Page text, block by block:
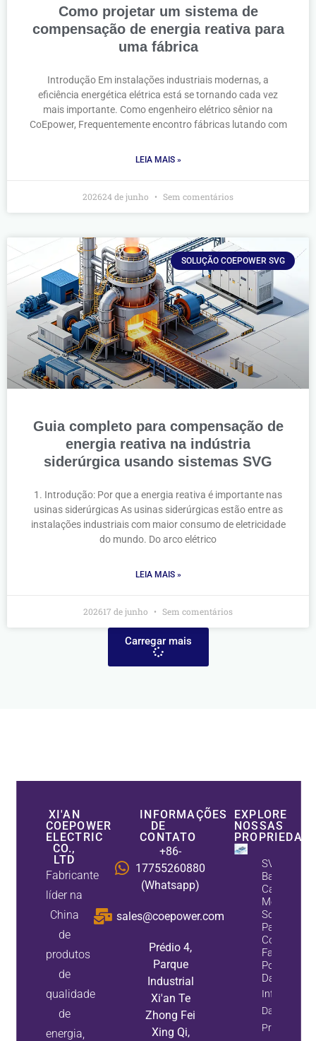
Como projetar um sistema de
compensação de energia reativa para
uma fábrica
Introdução Em instalações industriais modernas, a
eficiência energética elétrica está se tornando cada vez
mais importante. Como engenheiro elétrico sênior na
CoEpower, Frequentemente encontro fábricas lutando com
LEIA MAIS »
202624 de junho Sem comentários
SOLUÇÃO COEPOWER SVG
Guia completo para compensação de
energia reativa na indústria
siderúrgica usando sistemas SVG
1. Introdução: Por que a energia reativa é importante nas
usinas siderúrgicas As usinas siderúrgicas estão entre as
instalações industriais com maior consumo de eletricidade
do mundo. Do arco elétrico
LEIA MAIS »
202617 de junho Sem comentários
Carregar mais
XI'AN
COEPOWER
ELECTRIC
CO.,
LTD
Fabricante
líder na
China
de
produtos
de
qualidade
de
energia,
INFORMAÇÕES
DE
CONTATO
+86-
17755260880
(Whatsapp)
sales@coepower.com
Prédio 4,
Parque
Industrial
Xi'an Te
Zhong Fei
Xing Qi,
EXPLORE
NOSSAS
SVG Vs
Banco De
Melhor
Solução
Para
Correção
Fator De
Potência
Data
Da
Propriedade